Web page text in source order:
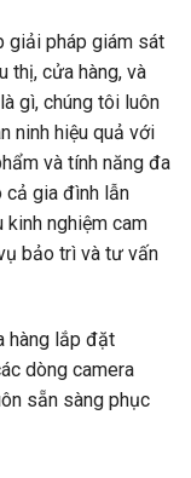
giải pháp giám sát
thị, cửa hàng, và
gì, chúng tôi luôn
ninh hiệu quả với
và tính năng đa
cả gia đình lẫn
nghiệm cam
bảo trì và tư vấn
hàng lắp đặt
dòng camera
sẵn sàng phục